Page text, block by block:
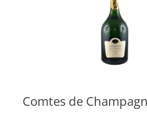
Comtes de